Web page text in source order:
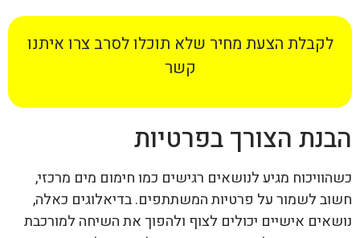
לקבלת הצעת מחיר שלא תוכלו לסרב צרו איתנו
קשר
הבנת הצורך בפרטיות
כשהוויכוח מגיע לנושאים רגישים כמו חימום מים מרכזי,
חשוב לשמור על פרטיות המשתתפים. בדיאלוגים כאלה,
נושאים אישיים יכולים לצוף ולהפוך את השיחה למורכבת